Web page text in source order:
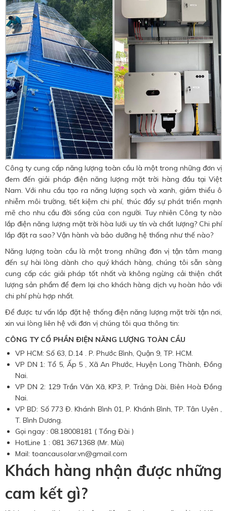
Công ty cung cấp năng lượng toàn cầu là một trong những đơn vị
đem đến giải pháp điện năng lượng mặt trời hàng đầu tại Việt
Nam. Với nhu cầu tạo ra năng lượng sạch và xanh, giảm thiểu ô
nhiễm môi trường, tiết kiệm chi phí, thúc đẩy sự phát triển mạnh
mẽ cho nhu cầu đời sống của con người. Tuy nhiên Công ty nào
lắp điện năng lượng mặt trời hòa lưới uy tín và chất lượng? Chi phí
lắp đặt ra sao? Vận hành và bảo dưỡng hệ thống như thế nào?
Năng lượng toàn cầu là một trong những đơn vị tận tâm mang
đến sự hài lòng dành cho quý khách hàng, chúng tôi sẵn sàng
cung cấp các giải pháp tốt nhất và không ngừng cải thiện chất
lượng sản phẩm để đem lại cho khách hàng dịch vụ hoàn hảo với
chi phí phù hợp nhất.
Để được tư vấn lắp đặt hệ thống điện năng lượng mặt trời tận nơi,
xin vui lòng liên hệ với đơn vị chúng tôi qua thông tin:
CÔNG TY CỔ PHẦN ĐIỆN NĂNG LƯỢNG TOÀN CẦU
VP HCM: Số 63, D.14 . P. Phước Bình, Quận 9, TP. HCM.
VP DN 1: Tổ 5, Ấp 5 , Xã An Phước, Huyện Long Thành, Đồng
Nai.
VP DN 2: 129 Trần Văn Xã, KP3, P. Trảng Dài, Biên Hoà Đồng
Nai.
VP BD: Số 773 Đ. Khánh Bình 01, P. Khánh Bình, TP. Tân Uyên ,
T. Bình Dương.
Gọi ngay : 08.18008181 ( Tổng Đài )
HotLine 1 : 081 3671368 (Mr. Mùi)
Mail: toancausolar.vn@gmail.com
Khách hàng nhận được những
cam kết gì?